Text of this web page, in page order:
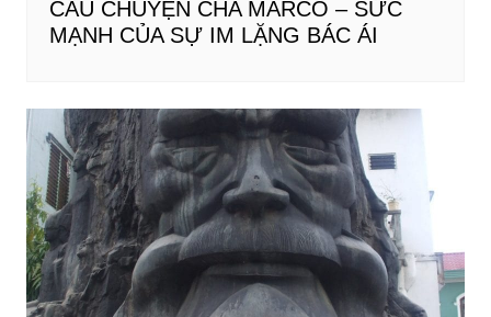
CÂU CHUYỆN CHA MARCÔ – SỨC
MẠNH CỦA SỰ IM LẶNG BÁC ÁI